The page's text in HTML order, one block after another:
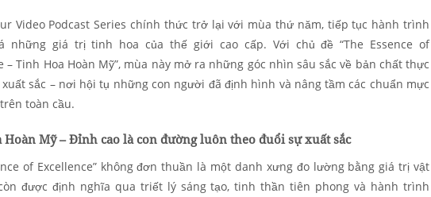
Video Podcast Series chính thức trở lại với mùa thứ năm, tiếp tục hành trình
những giá trị tinh hoa của thế giới cao cấp. Với chủ đề “The Essence of
– Tinh Hoa Hoàn Mỹ”, mùa này mở ra những góc nhìn sâu sắc về bản chất thực
xuất sắc – nơi hội tụ những con người đã định hình và nâng tầm các chuẩn mực
toàn cầu.
Hoàn Mỹ – Đỉnh cao là con đường luôn theo đuổi sự xuất sắc
of Excellence” không đơn thuần là một danh xưng đo lường bằng giá trị vật
được định nghĩa qua triết lý sáng tạo, tinh thần tiên phong và hành trình